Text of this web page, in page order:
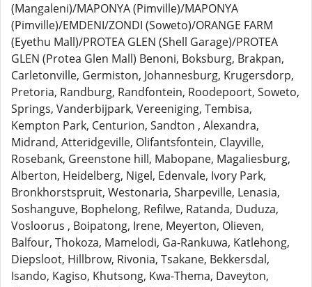
(Mangaleni)/MAPONYA (Pimville)/MAPONYA
(Pimville)/EMDENI/ZONDI (Soweto)/ORANGE FARM
(Eyethu Mall)/PROTEA GLEN (Shell Garage)/PROTEA
GLEN (Protea Glen Mall) Benoni, Boksburg, Brakpan,
Carletonville, Germiston, Johannesburg, Krugersdorp,
Pretoria, Randburg, Randfontein, Roodepoort, Soweto,
Springs, Vanderbijpark, Vereeniging, Tembisa,
Kempton Park, Centurion, Sandton , Alexandra,
Midrand, Atteridgeville, Olifantsfontein, Clayville,
Rosebank, Greenstone hill, Mabopane, Magaliesburg,
Alberton, Heidelberg, Nigel, Edenvale, Ivory Park,
Bronkhorstspruit, Westonaria, Sharpeville, Lenasia,
Soshanguve, Bophelong, Refilwe, Ratanda, Duduza,
Vosloorus , Boipatong, Irene, Meyerton, Olieven,
Balfour, Thokoza, Mamelodi, Ga-Rankuwa, Katlehong,
Diepsloot, Hillbrow, Rivonia, Tsakane, Bekkersdal,
Isando, Kagiso, Khutsong, Kwa-Thema, Daveyton,